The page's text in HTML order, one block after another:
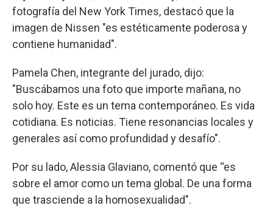
fotografía del New York Times, destacó que la
imagen de Nissen "es estéticamente poderosa y
contiene humanidad".
Pamela Chen, integrante del jurado, dijo:
"Buscábamos una foto que importe mañana, no
solo hoy. Este es un tema contemporáneo. Es vida
cotidiana. Es noticias. Tiene resonancias locales y
generales así como profundidad y desafío".
Por su lado, Alessia Glaviano, comentó que “es
sobre el amor como un tema global. De una forma
que trasciende a la homosexualidad".